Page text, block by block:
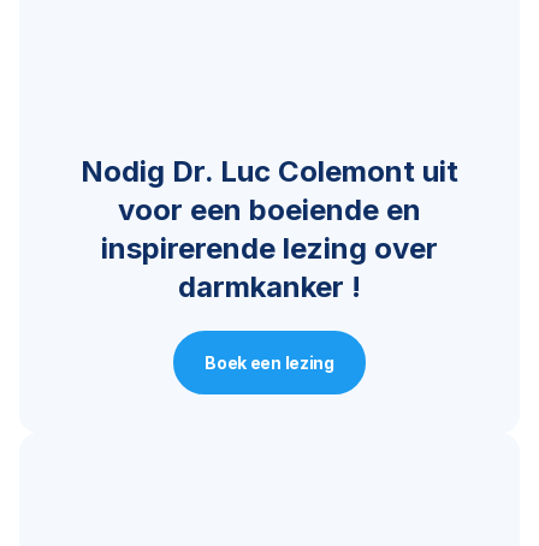
Nodig Dr. Luc Colemont uit
voor een boeiende en
inspirerende lezing over
darmkanker !
Boek een lezing